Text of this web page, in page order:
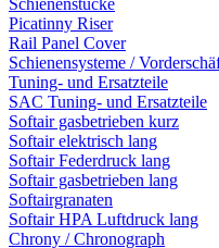
Schienenstücke
Picatinny Riser
Rail Panel Cover
Schienensysteme /
Tuning- und Ersatzteile
SAC Tuning- und Ersatzteile
Softair gasbetrieben kurz
Softair elektrisch lang
Softair Federdruck lang
Softair gasbetrieben lang
Softairgranaten
Softair HPA Luftdruck lang
Chrony / Chronograph